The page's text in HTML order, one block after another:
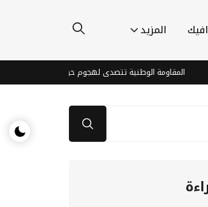
المزيد
المقاومة الوطنية تتصدى لهجوم حوثي جنوب الحديدة